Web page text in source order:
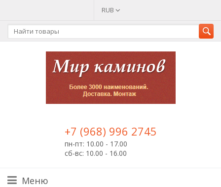
RUB
+7 (968) 996 2745
пн-пт: 10.00 - 17.00
сб-вс: 10.00 - 16.00
Меню